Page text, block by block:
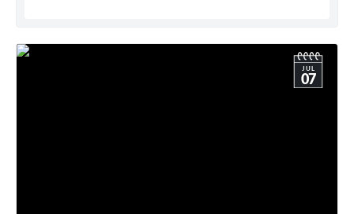
JUL
07